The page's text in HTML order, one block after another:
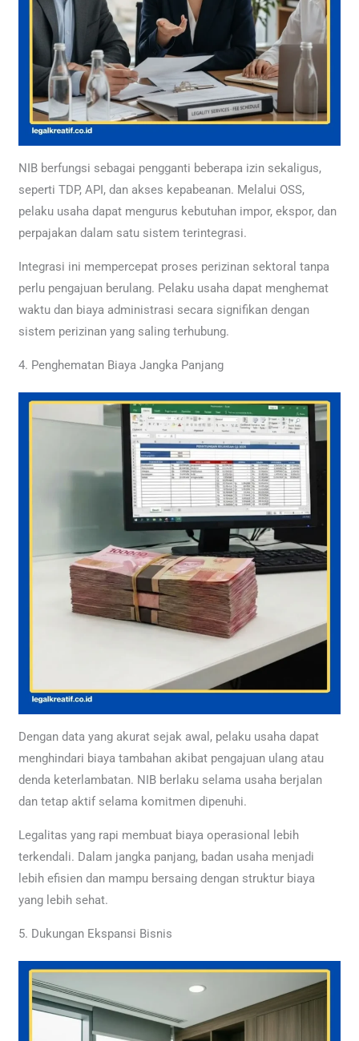
NIB berfungsi sebagai pengganti beberapa izin sekaligus,
seperti TDP, API, dan akses kepabeanan. Melalui OSS,
pelaku usaha dapat mengurus kebutuhan impor, ekspor, dan
perpajakan dalam satu sistem terintegrasi.
Integrasi ini mempercepat proses perizinan sektoral tanpa
perlu pengajuan berulang. Pelaku usaha dapat menghemat
waktu dan biaya administrasi secara signifikan dengan
sistem perizinan yang saling terhubung.
4. Penghematan Biaya Jangka Panjang
Dengan data yang akurat sejak awal, pelaku usaha dapat
menghindari biaya tambahan akibat pengajuan ulang atau
denda keterlambatan. NIB berlaku selama usaha berjalan
dan tetap aktif selama komitmen dipenuhi.
Legalitas yang rapi membuat biaya operasional lebih
terkendali. Dalam jangka panjang, badan usaha menjadi
lebih efisien dan mampu bersaing dengan struktur biaya
yang lebih sehat.
5. Dukungan Ekspansi Bisnis